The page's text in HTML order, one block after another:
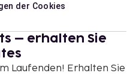
der Cookies
– erhalten Sie
Laufenden! Erhalten Sie